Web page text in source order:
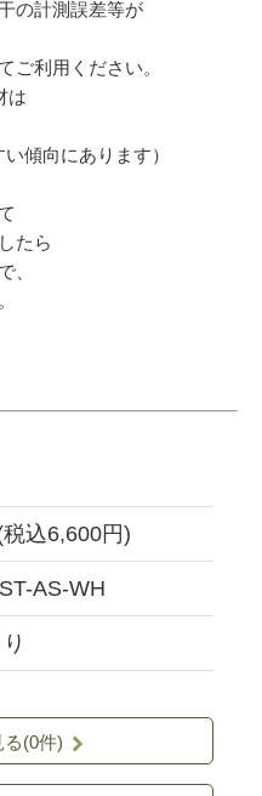
の計測誤差等が
ご利用ください。
は
傾向にあります）
たら
、
込6,600円)
AS-WH
る(0件)